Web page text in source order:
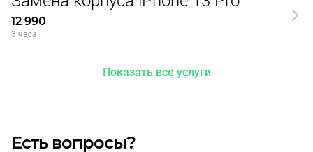
12 990
3 часа
Показать все услуги
Есть вопросы?